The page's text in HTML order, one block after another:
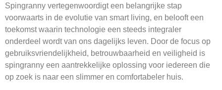
Spingranny vertegenwoordigt een belangrijke stap
voorwaarts in de evolutie van smart living, en belooft een
toekomst waarin technologie een steeds integraler
onderdeel wordt van ons dagelijks leven. Door de focus op
gebruiksvriendelijkheid, betrouwbaarheid en veiligheid is
spingranny een aantrekkelijke oplossing voor iedereen die
op zoek is naar een slimmer en comfortabeler huis.